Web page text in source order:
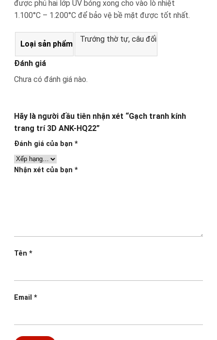
được phủ hai lớp UV bóng xong cho vào lò nhiệt
1.100°C – 1.200°C để bảo vệ bề mặt được tốt nhất.
Loại sản phẩm
Trướng thờ tự, câu đối
Đánh giá
Chưa có đánh giá nào.
Hãy là người đầu tiên nhận xét “Gạch tranh kính
trang trí 3D ANK-HQ22”
Đánh giá của bạn *
Nhận xét của bạn *
Tên *
Email *